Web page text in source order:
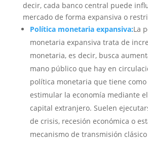
decir, cada banco central puede
mercado de forma expansiva o
Política monetaria expansiva:La
monetaria expansiva trata de
monetaria, es decir, busca
mano público que hay en
política monetaria que tiene
estimular la economía mediante
capital extranjero. Suelen
de crisis, recesión económica o
mecanismo de transmisión